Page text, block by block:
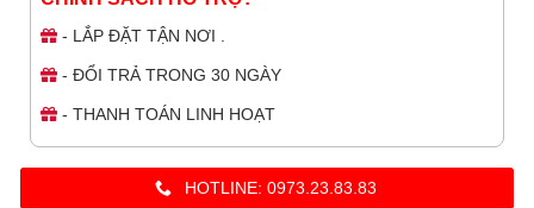
- LẮP ĐẶT TẬN NƠI .
- ĐỔI TRẢ TRONG 30 NGÀY
- THANH TOÁN LINH HOẠT
HOTLINE: 0973.23.83.83